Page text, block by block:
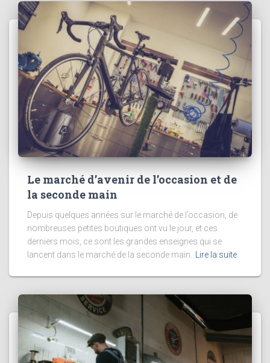
Le marché d’avenir de l’occasion et de
la seconde main
Depuis quelques années sur le marché de l’occasion, de
nombreuses petites boutiques ont vu le jour, et ces
derniers mois, ce sont les grandes enseignes qui se
lancent dans le marché de la seconde main.
Lire la suite